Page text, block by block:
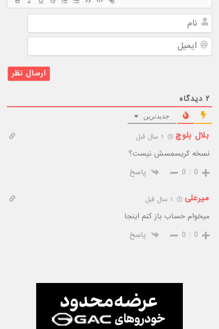
نام
ایمیل
۲ دیدگاه
جدیدترین
بلال بلوچ
نسخه کریسمسش نیست؟
0
0 پاسخ
میرعلی
میخوام حساب باز کنم اینجا
0
0 پاسخ